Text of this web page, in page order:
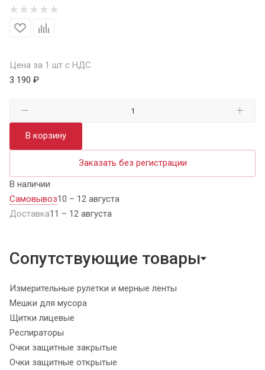
Цена за 1 шт с НДС
3 190 ₽
В корзину
Заказать без регистрации
В наличии
Самовывоз10 – 12 августа
Доставка11 – 12 августа
Сопутствующие товары
Измерительные рулетки и мерные ленты
Мешки для мусора
Щитки лицевые
Респираторы
Очки защитные закрытые
Очки защитные открытые